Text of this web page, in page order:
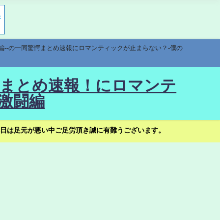
の一同驚愕まとめ速報にロマンティックが止まらない？-僕の
とめ速報！にロマンテ
闘編
足元が悪い中ご足労頂き誠に有難うございます。